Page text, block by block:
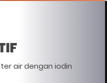
air dengan iodin